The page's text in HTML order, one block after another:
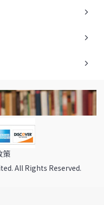
策
All Rights Reserved.